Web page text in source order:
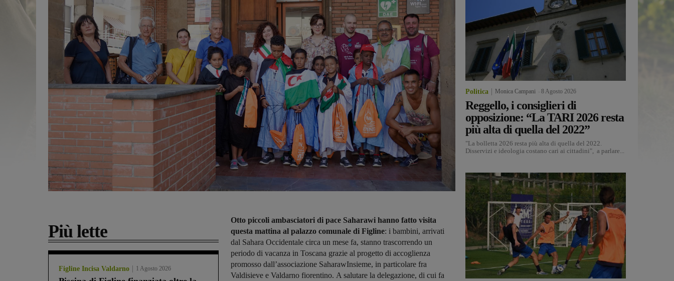
Più lette
Figline Incisa Valdarno 1 Agosto 2026
Otto piccoli ambasciatori di pace Saharawi hanno fatto visita
questa mattina al palazzo comunale di Figline: i bambini, arrivati
dal Sahara Occidentale circa un mese fa, stanno trascorrendo un
periodo di vacanza in Toscana grazie al progetto di accoglienza
promosso dall’associazione SaharawInsieme, in particolare fra
Valdisieve e Valdarno fiorentino. A salutare la delegazione, di cui fa
Politica Monica Campani 8 Agosto 2026
Reggello, i consiglieri di
opposizione: “La TARI 2026 resta
più alta di quella del 2022”
"La bolletta 2026 resta più alta di quella del 2022.
Disservizi e ideologia costano cari ai cittadini", a parlare...